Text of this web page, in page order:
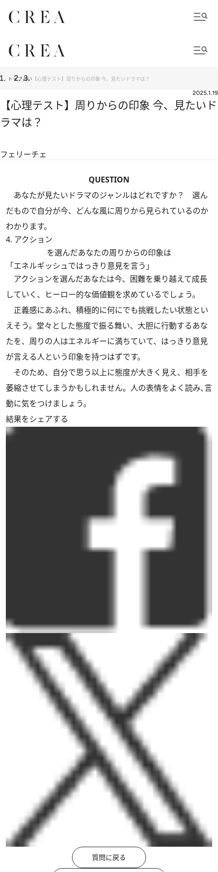
トップ占い 【心理テスト】周りからの印象 今、見たいドラマは？
2025.1.19
【心理テスト】周りからの印象 今、見たいド
ラマは？
フェリーチェ
QUESTION
あなたが見たいドラマのジャンルはどれですか？ 選ん
だもので自分が今、どんな風に周りから見られているのか
わかります。
4. アクション
を選んだあなたの周りからの印象は
「エネルギッシュではっきり意見を言う」
アクションを選んだあなたは今、困難を乗り越えて成長
していく、ヒーロー的な価値観を求めているでしょう。
正義感にあふれ、積極的に何にでも挑戦したい状態とい
えそう。堂々とした態度で振る舞い、大胆に行動するあな
たを、周りの人はエネルギーに満ちていて、はっきり意見
が言える人という印象を持つはずです。
そのため、自分で思う以上に態度が大きく見え、相手を
萎縮させてしまうかもしれません。人の表情をよく読み､言
動に気をつけましょう。
結果をシェアする
質問に戻る